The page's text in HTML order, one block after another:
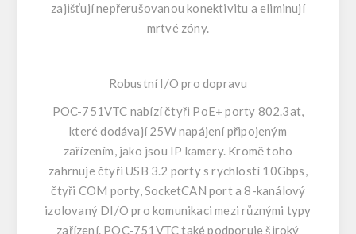
zajišťují nepřerušovanou konektivitu a eliminují
mrtvé zóny.
Robustní I/O pro dopravu
POC-751VTC nabízí čtyři PoE+ porty 802.3at,
které dodávají 25W napájení připojeným
zařízením, jako jsou IP kamery. Kromě toho
zahrnuje čtyři USB 3.2 porty s rychlostí 10Gbps,
čtyři COM porty, SocketCAN port a 8-kanálový
izolovaný DI/O pro komunikaci mezi různými typy
zařízení. POC-751VTC také podporuje široký